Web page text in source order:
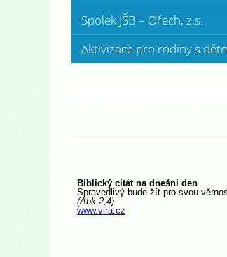
Spolek JŠB – Ořech, z.s.
Aktivizace pro rodiny s